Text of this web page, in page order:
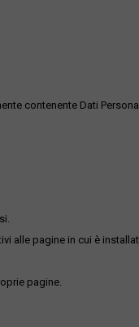
contenente Dati
alle pagine in cui è
pagine.